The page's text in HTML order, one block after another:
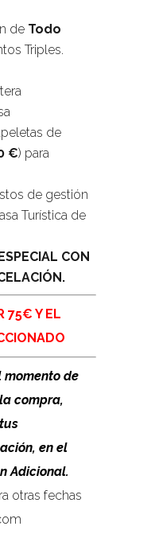
de Todo
Triples.
de
€) para
de gestión
Turística de
CON
75€ Y EL
momento de
compra,
en el
Adicional.
otras fechas